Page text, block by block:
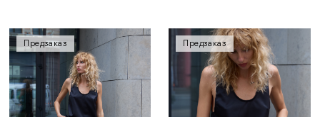
Предзаказ Предзаказ